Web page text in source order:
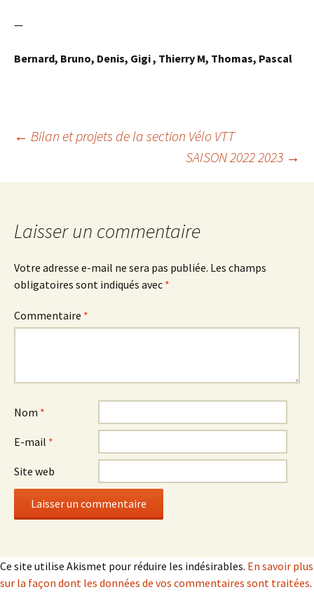
—
Bernard, Bruno, Denis, Gigi , Thierry M, Thomas, Pascal
Navigation
des
articles
← Bilan et projets de la section Vélo VTT
SAISON 2022 2023 →
Laisser un commentaire
Votre adresse e-mail ne sera pas publiée. Les champs
obligatoires sont indiqués avec *
Commentaire *
Nom *
E-mail *
Site web
Ce site utilise Akismet pour réduire les indésirables. En savoir plus
sur la façon dont les données de vos commentaires sont traitées.